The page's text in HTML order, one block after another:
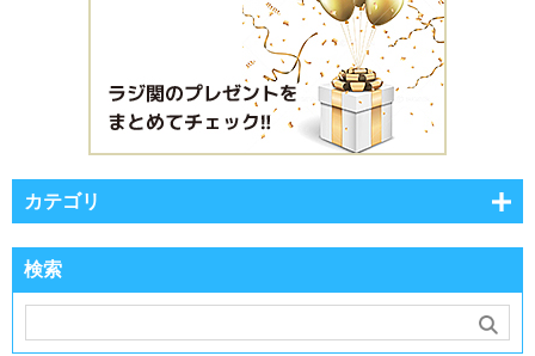
カテゴリ
検索